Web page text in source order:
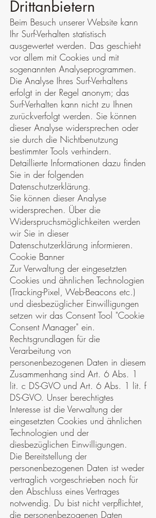
Drittanbietern
Beim Besuch unserer Website kann
Ihr Surf-Verhalten statistisch
ausgewertet werden. Das geschieht
vor allem mit Cookies und mit
sogenannten Analyseprogrammen.
Die Analyse Ihres Surf-Verhaltens
erfolgt in der Regel anonym; das
Surf-Verhalten kann nicht zu Ihnen
zurückverfolgt werden. Sie können
dieser Analyse widersprechen oder
sie durch die Nichtbenutzung
bestimmter Tools verhindern.
Detaillierte Informationen dazu finden
Sie in der folgenden
Datenschutzerklärung.
Sie können dieser Analyse
widersprechen. Über die
Widerspruchsmöglichkeiten werden
wir Sie in dieser
Datenschutzerklärung informieren.
Cookie Banner
Zur Verwaltung der eingesetzten
Cookies und ähnlichen Technologien
(Tracking-Pixel, Web-Beacons etc.)
und diesbezüglicher Einwilligungen
setzen wir das Consent Tool "Cookie
Consent Manager" ein.
Rechtsgrundlagen für die
Verarbeitung von
personenbezogenen Daten in diesem
Zusammenhang sind Art. 6 Abs. 1
lit. c DS-GVO und Art. 6 Abs. 1 lit. f
DS-GVO. Unser berechtigtes
Interesse ist die Verwaltung der
eingesetzten Cookies und ähnlichen
Technologien und der
diesbezüglichen Einwilligungen.
Die Bereitstellung der
personenbezogenen Daten ist weder
vertraglich vorgeschrieben noch für
den Abschluss eines Vertrages
notwendig. Du bist nicht verpflichtet,
die personenbezogenen Daten